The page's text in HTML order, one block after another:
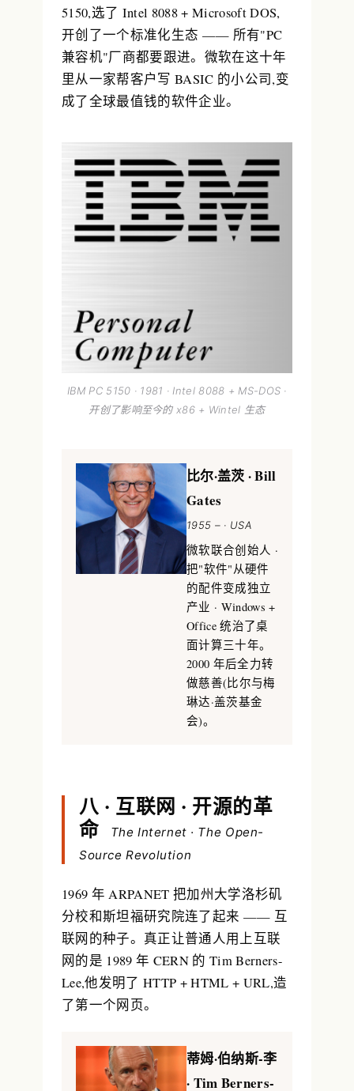
5150,选了 Intel 8088 + Microsoft DOS,
开创了一个标准化生态 —— 所有"PC
兼容机"厂商都要跟进。微软在这十年
里从一家帮客户写 BASIC 的小公司,变
成了全球最值钱的软件企业。
IBM PC 5150 · 1981 · Intel 8088 + MS-DOS ·
开创了影响至今的 x86 + Wintel 生态
比尔·盖茨 · Bill
Gates
1955 – · USA
微软联合创始人 ·
把"软件"从硬件
的配件变成独立
产业 · Windows +
Office 统治了桌
面计算三十年。
2000 年后全力转
做慈善(比尔与梅
琳达·盖茨基金
会)。
八 · 互联网 · 开源的革
命
The Internet · The Open-
Source Revolution
1969 年 ARPANET 把加州大学洛杉矶
分校和斯坦福研究院连了起来 —— 互
联网的种子。真正让普通人用上互联
网的是 1989 年 CERN 的 Tim Berners-
Lee,他发明了 HTTP + HTML + URL,造
了第一个网页。
蒂姆·伯纳斯-李
· Tim Berners-